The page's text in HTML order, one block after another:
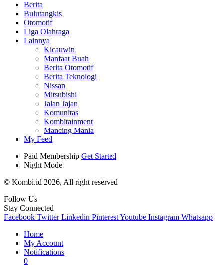
Berita
Bulutangkis
Otomotif
Liga Olahraga
Lainnya
Kicauwin
Manfaat Buah
Berita Otomotif
Berita Teknologi
Nissan
Mitsubishi
Jalan Jajan
Komunitas
Kombitainment
Mancing Mania
My Feed
Paid Membership Get Started
Night Mode
© Kombi.id 2026, All right reserved
Follow Us
Stay Connected
Facebook Twitter Linkedin PinterestYoutube Instagram Whatsapp
Home
My Account
Notifications
0